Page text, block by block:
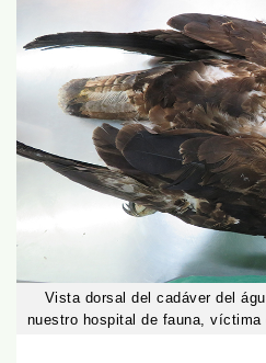
Vista dorsal del cadáver del
nuestro hospital de fauna, víctima